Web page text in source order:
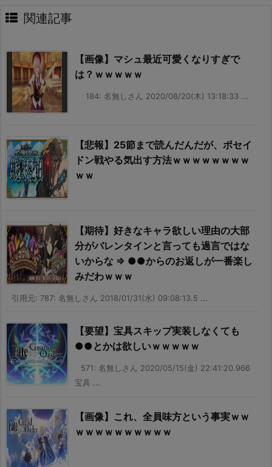
関連記事
【画像】マシュ最近可愛くなりすぎで
は？ｗｗｗｗｗ
184: 名無しさん 2020/08/20(木) 13:18:33 ...
【悲報】25節まで読んだんだが、ポセイ
ドン戦やる気出す方法ｗｗｗｗｗｗｗｗ
ｗｗ
【期待】好きなキャラ欲しい理由の大部
分がバレンタインと言っても過言ではな
いからな ⇒ ●●からのお返しが一番楽し
みだわｗｗｗ
引用元: 787: 名無しさん 2018/01/31(水) 09:08:13.5 ...
【要望】宝具スキップ実装しなくても
●●とかは欲しいｗｗｗｗｗ
571: 名無しさん 2020/05/15(金) 22:41:20.966
宝具 ...
【画像】これ、全員味方という事実ｗｗ
ｗｗｗｗｗｗｗｗｗｗ